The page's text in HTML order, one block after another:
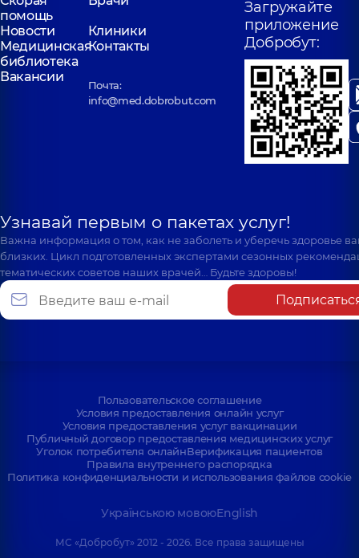
помощь
Новости
Клиники
Медицинская
библиотека
Контакты
Вакансии
Почта:
info@med.dobrobut.com
Загружайте
приложение
Добробут:
Узнавай первым о пакетах услуг!
Важна информация о том, как не заболеть и уберечь здоровье
близких. Цикл подготовленных экспертами сезонных
тематических советов наших врачей… Будьте здоровы!
Пользовательское соглашение
Условия предоставления онлайн услуг
Условия предоставления услуг вакцинации
Публичный договор предоставления медицинских услуг
Уголок потребителя онлайнВерификация пациентов
Правила внутреннего распорядка
Политика конфиденциальности и использования файлов cookie
Українською мовоюEnglish
МС «Добробут» 2012 - 2026. Все права защищены